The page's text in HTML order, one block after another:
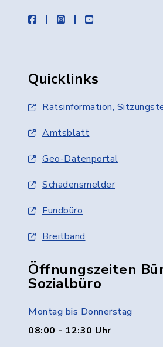
facebookinstagramyoutube
Quicklinks
Ratsinformation,
Amtsblatt
Geo-Datenportal
Schadensmelder
Fundbüro
Breitband
Öffnungszeiten
Sozialbüro
Montag bis Donnerstag
08:00 - 12:30 Uhr